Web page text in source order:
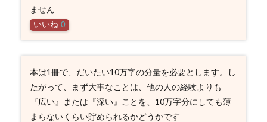
ません
いいね 0
本は1冊で、だいたい10万字の分量を必要とします。し
たがって、まず大事なことは、他の人の経験よりも
『広い』または『深い』ことを、10万字分にしても薄
まらないくらい貯められるかどうかです